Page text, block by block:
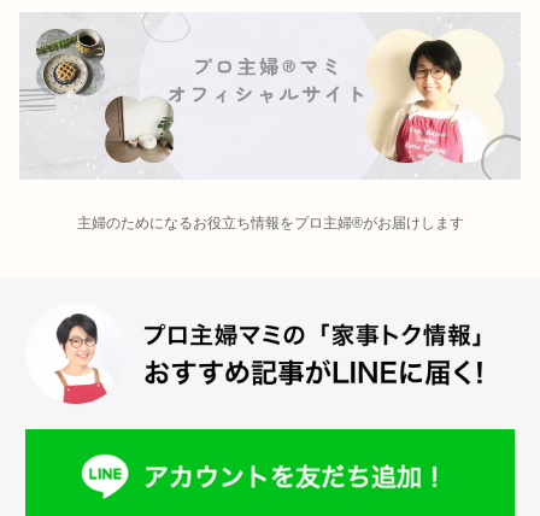
主婦のためになるお役立ち情報をプロ主婦®がお届けします